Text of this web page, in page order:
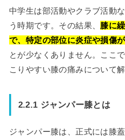
中学生は部活動やクラブ活動
う時期です。その結果、 膝に
で、特定の部位に炎症や損傷
とが少なくありません。ここ
こりやすい膝の痛みについて解
2.2.1 ジャンパー膝とは
ジャンパー膝は、正式には膝